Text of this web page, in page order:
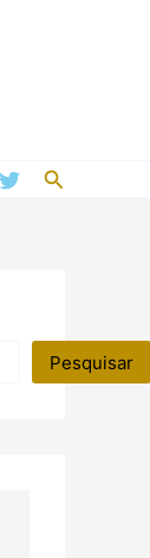
Pesquisar
Pesquisar